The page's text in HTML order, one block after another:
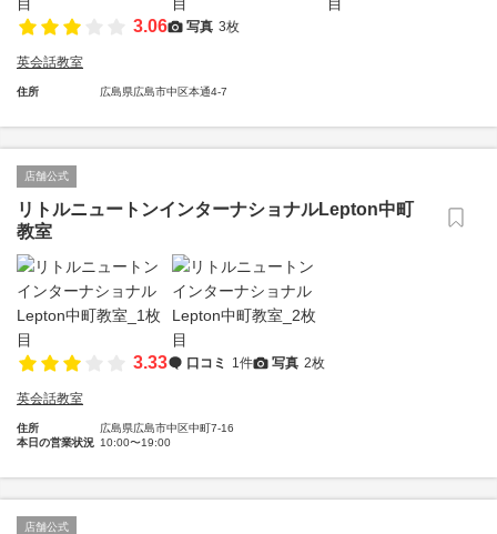
3.06 写真 3枚
英会話教室
住所 広島県広島市中区本通4-7
店舗公式
リトルニュートンインターナショナルLepton中町
教室
3.33 口コミ 1件 写真 2枚
英会話教室
住所
広島県広島市中区中町7-16
本日の営業状況 10:00〜19:00
店舗公式